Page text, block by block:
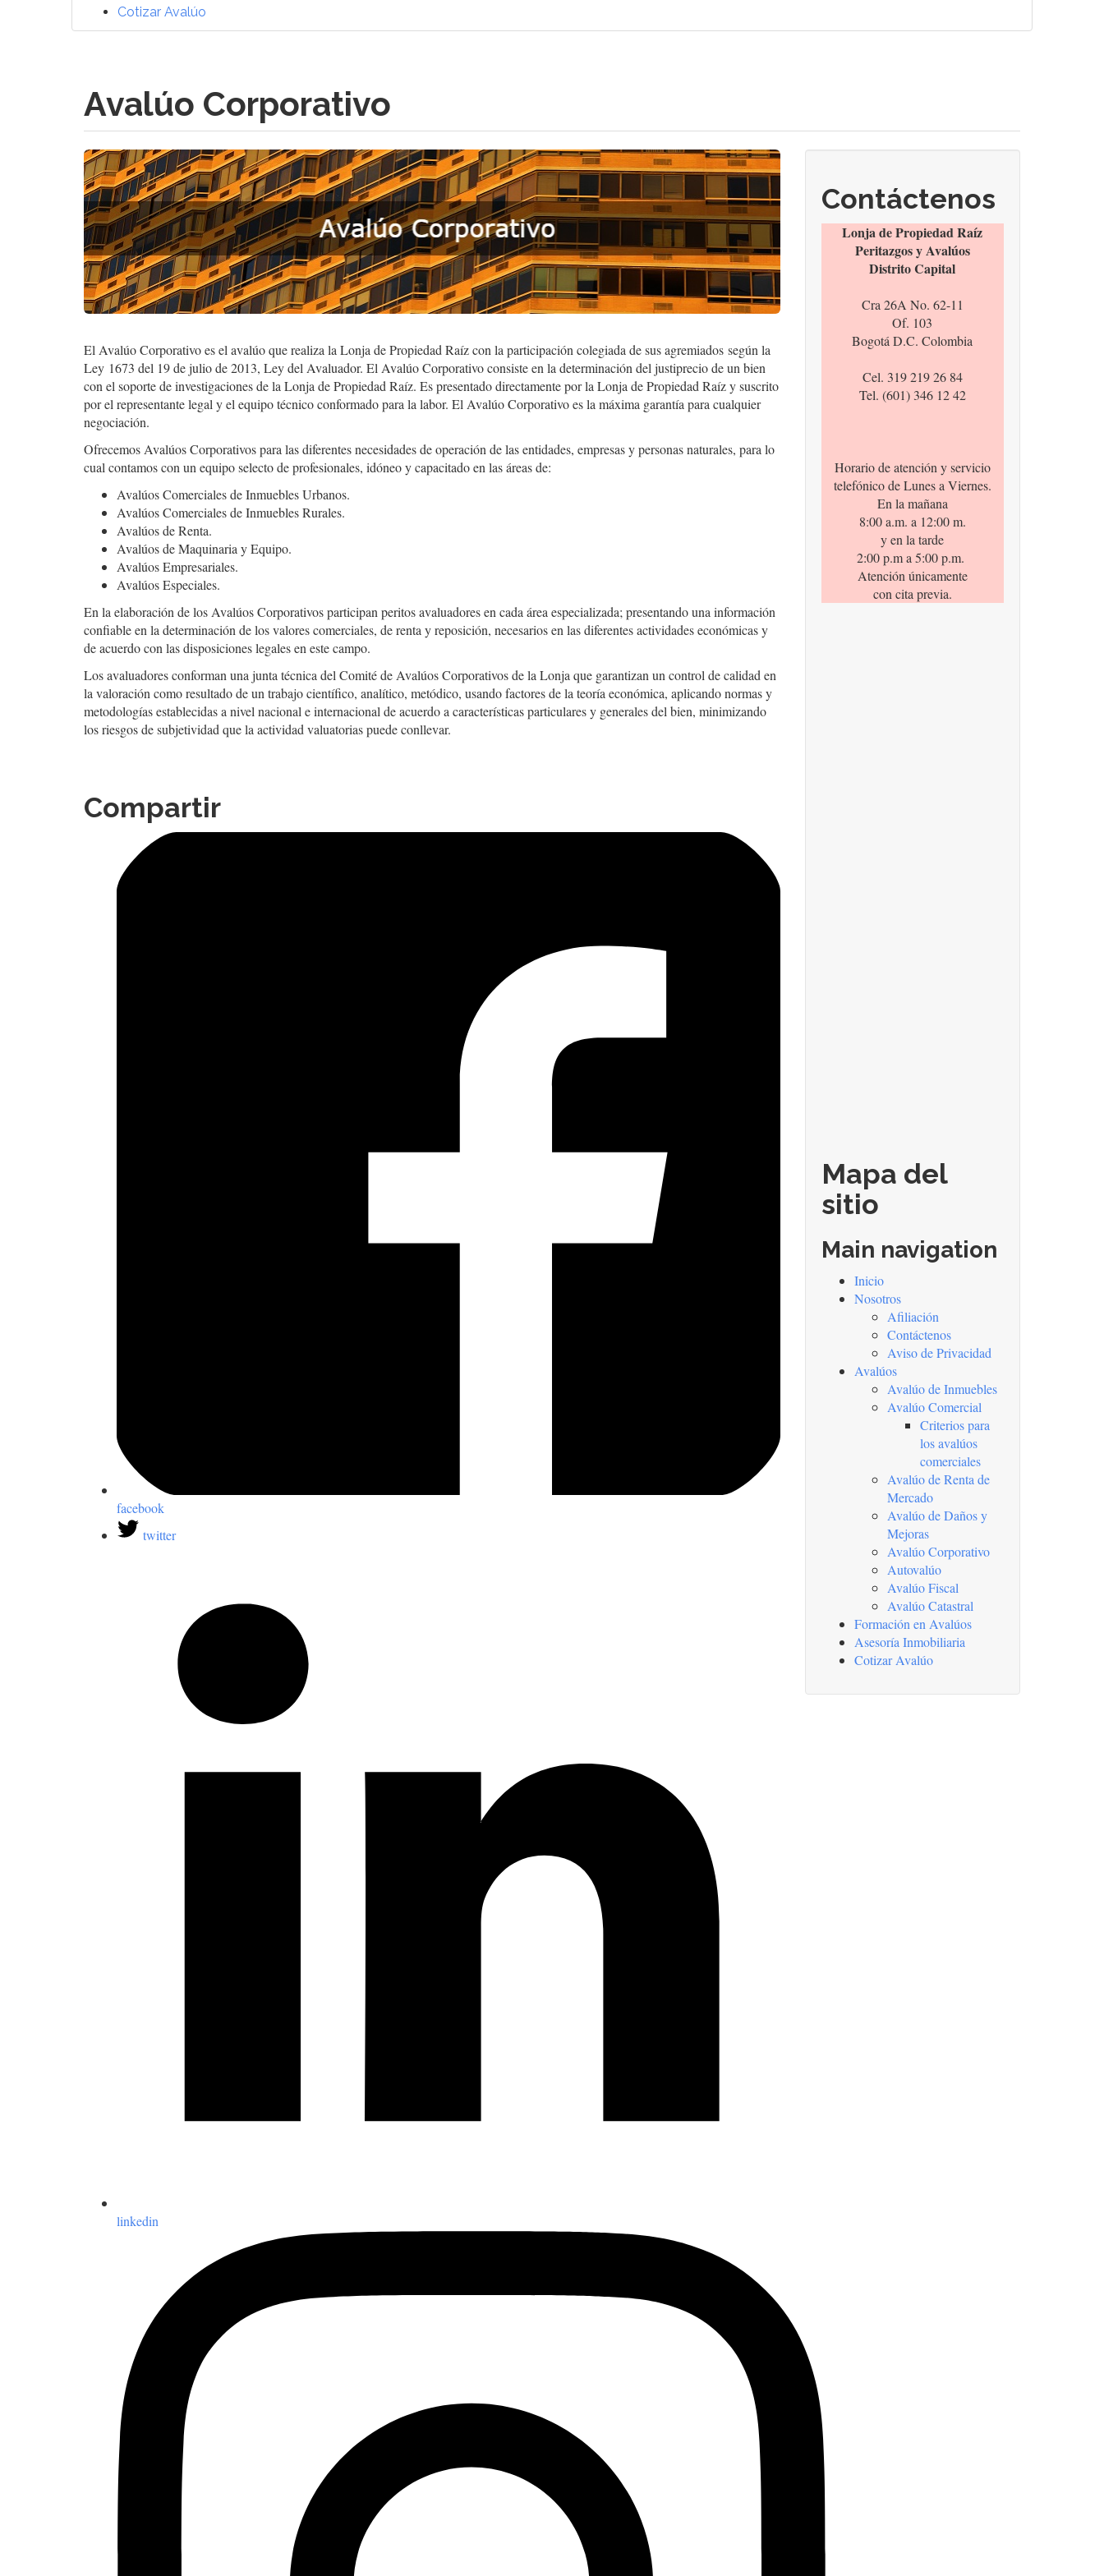
Cotizar Avalúo
Avalúo Corporativo
El Avalúo Corporativo es el avalúo que realiza la Lonja de Propiedad Raíz con la participación colegiada de sus agremiados según la
Ley 1673 del 19 de julio de 2013, Ley del Avaluador. El Avalúo Corporativo consiste en la determinación del justiprecio de un bien
con el soporte de investigaciones de la Lonja de Propiedad Raíz. Es presentado directamente por la Lonja de Propiedad Raíz y suscrito
por el representante legal y el equipo técnico conformado para la labor. El Avalúo Corporativo es la máxima garantía para cualquier
negociación.
Ofrecemos Avalúos Corporativos para las diferentes necesidades de operación de las entidades, empresas y personas naturales, para lo
cual contamos con un equipo selecto de profesionales, idóneo y capacitado en las áreas de:
Avalúos Comerciales de Inmuebles Urbanos.
Avalúos Comerciales de Inmuebles Rurales.
Avalúos de Renta.
Avalúos de Maquinaria y Equipo.
Avalúos Empresariales.
Avalúos Especiales.
En la elaboración de los Avalúos Corporativos participan peritos avaluadores en cada área especializada; presentando una información
confiable en la determinación de los valores comerciales, de renta y reposición, necesarios en las diferentes actividades económicas y
de acuerdo con las disposiciones legales en este campo.
Los avaluadores conforman una junta técnica del Comité de Avalúos Corporativos de la Lonja que garantizan un control de calidad en
la valoración como resultado de un trabajo científico, analítico, metódico, usando factores de la teoría económica, aplicando normas y
metodologías establecidas a nivel nacional e internacional de acuerdo a características particulares y generales del bien, minimizando
los riesgos de subjetividad que la actividad valuatorias puede conllevar.
Compartir
facebook
twitter
linkedin
Contáctenos
Lonja de Propiedad Raíz
Peritazgos y Avalúos
Distrito Capital
Cra 26A No. 62-11
Of. 103
Bogotá D.C. Colombia
Cel. 319 219 26 84
Tel. (601) 346 12 42
Horario de atención y servicio
telefónico de Lunes a Viernes.
En la mañana
8:00 a.m. a 12:00 m.
y en la tarde
2:00 p.m a 5:00 p.m.
Atención únicamente
con cita previa.
Mapa del
sitio
Main navigation
Inicio
Nosotros
Afiliación
Contáctenos
Aviso de Privacidad
Avalúos
Avalúo de Inmuebles
Avalúo Comercial
Criterios para
los avalúos
comerciales
Avalúo de Renta de
Mercado
Avalúo de Daños y
Mejoras
Avalúo Corporativo
Autovalúo
Avalúo Fiscal
Avalúo Catastral
Formación en Avalúos
Asesoría Inmobiliaria
Cotizar Avalúo